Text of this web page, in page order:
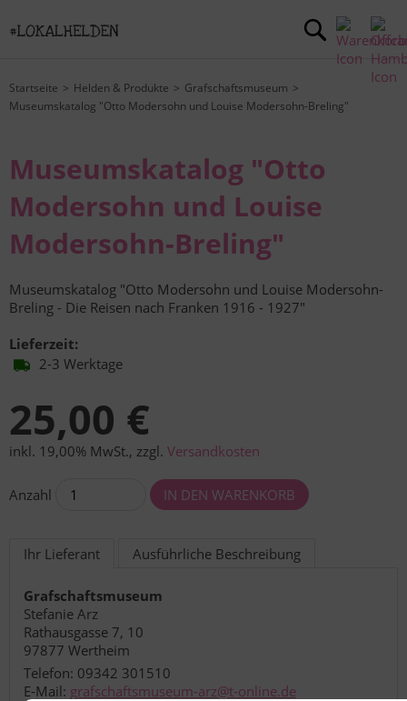
Startseite Helden & Produkte
Grafschaftsmuseum
Museumskatalog "Otto Modersohn und Louise Modersohn-Breling"
Museumskatalog "Otto
Modersohn und Louise
Modersohn-Breling"
Museumskatalog "Otto Modersohn und Louise Modersohn-
Breling - Die Reisen nach Franken 1916 - 1927"
Lieferzeit:
2-3 Werktage
25,00 €
inkl. 19,00% MwSt., zzgl. Versandkosten
Anzahl
Ihr Lieferant Ausführliche Beschreibung
Grafschaftsmuseum
Stefanie Arz
Rathausgasse 7, 10
97877 Wertheim
Telefon: 09342 301510
E-Mail: grafschaftsmuseum-arz@t-online.de